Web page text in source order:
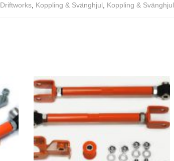
Driftworks Koppling & Svänghjul Koppling & Svänghjul